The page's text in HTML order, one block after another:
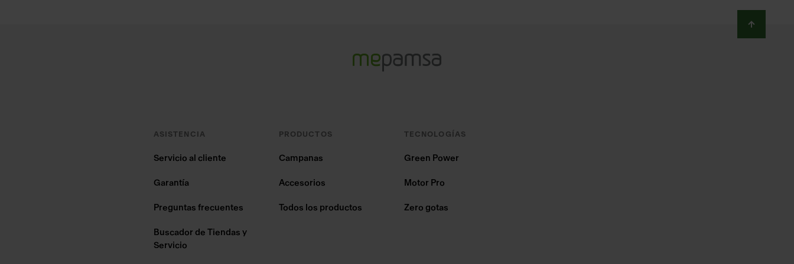
ASISTENCIA
Servicio al cliente
Garantía
Preguntas frecuentes
Buscador de Tiendas y
Servicio
PRODUCTOS
Campanas
Accesorios
Todos los productos
TECNOLOGÍAS
Green Power
Motor Pro
Zero gotas